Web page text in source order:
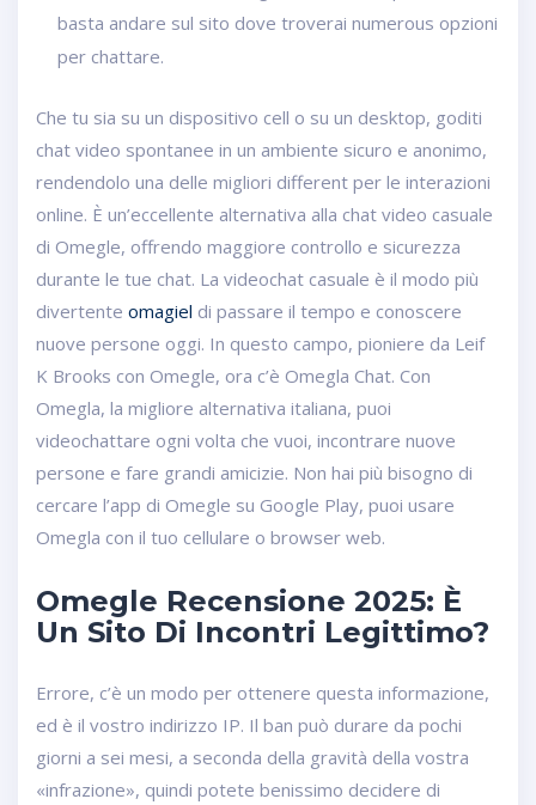
basta andare sul sito dove troverai numerous opzioni
per chattare.
Che tu sia su un dispositivo cell o su un desktop, goditi
chat video spontanee in un ambiente sicuro e anonimo,
rendendolo una delle migliori different per le interazioni
online. È un’eccellente alternativa alla chat video casuale
di Omegle, offrendo maggiore controllo e sicurezza
durante le tue chat. La videochat casuale è il modo più
divertente omagiel di passare il tempo e conoscere
nuove persone oggi. In questo campo, pioniere da Leif
K Brooks con Omegle, ora c’è Omegla Chat. Con
Omegla, la migliore alternativa italiana, puoi
videochattare ogni volta che vuoi, incontrare nuove
persone e fare grandi amicizie. Non hai più bisogno di
cercare l’app di Omegle su Google Play, puoi usare
Omegla con il tuo cellulare o browser web.
Omegle Recensione 2025: È
Un Sito Di Incontri Legittimo?
Errore, c’è un modo per ottenere questa informazione,
ed è il vostro indirizzo IP. Il ban può durare da pochi
giorni a sei mesi, a seconda della gravità della vostra
«infrazione», quindi potete benissimo decidere di